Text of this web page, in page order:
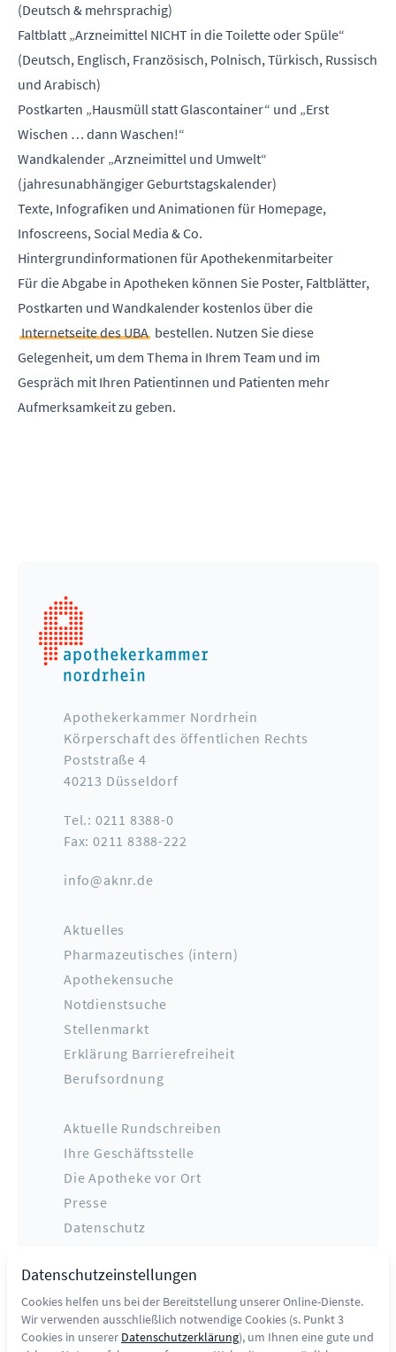
(Deutsch & mehrsprachig)
Faltblatt „Arzneimittel NICHT in die Toilette oder Spüle“
(Deutsch, Englisch, Französisch, Polnisch, Türkisch, Russisch
und Arabisch)
Postkarten „Hausmüll statt Glascontainer“ und „Erst
Wischen … dann Waschen!“
Wandkalender „Arzneimittel und Umwelt“
(jahresunabhängiger Geburtstagskalender)
Texte, Infografiken und Animationen für Homepage,
Infoscreens, Social Media & Co.
Hintergrundinformationen für Apothekenmitarbeiter
Für die Abgabe in Apotheken können Sie Poster, Faltblätter,
Postkarten und Wandkalender kostenlos über die
Internetseite des UBA bestellen. Nutzen Sie diese
Gelegenheit, um dem Thema in Ihrem Team und im
Gespräch mit Ihren Patientinnen und Patienten mehr
Aufmerksamkeit zu geben.
Apothekerkammer Nordrhein
Körperschaft des öffentlichen Rechts
Poststraße 4
40213 Düsseldorf
Tel.: 0211 8388-0
Fax: 0211 8388-222
info@aknr.de
Aktuelles
Pharmazeutisches (intern)
Apothekensuche
Notdienstsuche
Stellenmarkt
Erklärung Barrierefreiheit
Berufsordnung
Aktuelle Rundschreiben
Ihre Geschäftsstelle
Die Apotheke vor Ort
Presse
Datenschutz
Kontakt
Datenschutzeinstellungen
Cookies helfen uns bei der Bereitstellung unserer Online-Dienste.
Wir verwenden ausschließlich notwendige Cookies (s. Punkt 3
Cookies in unserer Datenschutzerklärung), um Ihnen eine gute und